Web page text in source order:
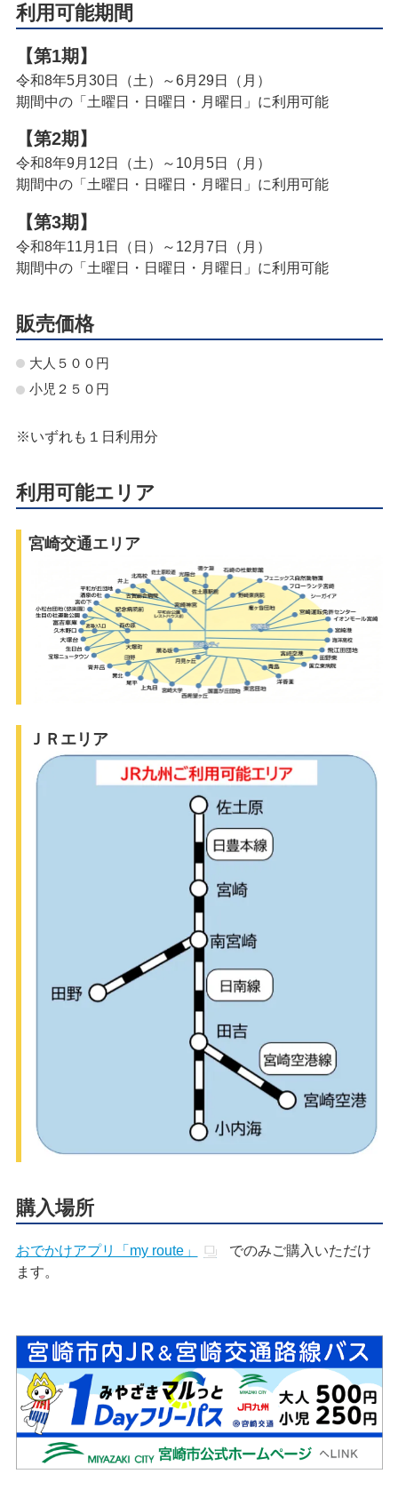
利用可能期間
【第1期】
令和8年5月30日（土）～6月29日（月）
期間中の「土曜日・日曜日・月曜日」に利用可能
【第2期】
令和8年9月12日（土）～10月5日（月）
期間中の「土曜日・日曜日・月曜日」に利用可能
【第3期】
令和8年11月1日（日）～12月7日（月）
期間中の「土曜日・日曜日・月曜日」に利用可能
販売価格
大人５００円
小児２５０円
※いずれも１日利用分
利用可能エリア
宮崎交通エリア
ＪＲエリア
購入場所
おでかけアプリ「my route」
でのみご購入いただけ
ます。